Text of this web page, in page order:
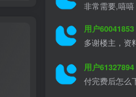
非常需要,嘻嘻
用户60041853
多谢楼主，资
用户61327894
付完费后怎么